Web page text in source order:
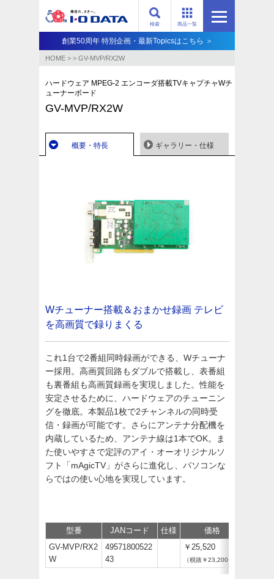
商品一覧
検索
創業50周年 特別企画・最新Topicsはこちら ＞
HOME > > GV-MVP/RX2W
ハードウェア MPEG-2 エンコーダ搭載TVキャプチャWチ
ューナーボード
GV-MVP/RX2W
概要・特長 ギャラリー・仕様
Wチューナー搭載＆おまかせ録画 テレビ
を高画質で録りまくる
これ1台で2番組同時録画ができる、Wチューナ
ー採用。高画質回路もダブルで搭載し、表番組
も裏番組も高画質録画を実現しました。性能を
安定させるために、ハードウェアのチューニン
グを徹底。本製品1枚で2チャンネルの同時受
信・録画が可能です。さらにアンテナ分配機を
内蔵しているため、アンテナ線は1本でOK。ま
た使いやすさで定評のアイ・オーオリジナルソ
フト「mAgicTV」がさらに進化し、パソコンな
らではの使い心地を実現しています。
型番 JANコード 仕様 価格
GV-MVP/RX2
W
49571800522
43
￥25,520
（税抜￥23,200）